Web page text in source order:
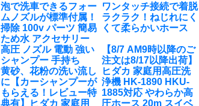
泡で洗車できるフォー
ムノズルが標準付属！
掃除 100v パーツ 簡易
ため水 アクセサリー
高圧 ノズル 電動 強い
シャンプー 手持ち
黄砂、花粉の洗い流し
に 【カーシャンプーが
もらえる！レビュー特
典有】ヒダカ 家庭用
ワンタッチ接続で着脱
ラクラク！ねじれにく
くて柔らかいホース
【8/7 AM9時以降のご
注文は8/17以降出荷】
ヒダカ 家庭用高圧洗
浄機 HK-1890 HKU-
1885対応 やわらか高
圧ホース 20m スイベ